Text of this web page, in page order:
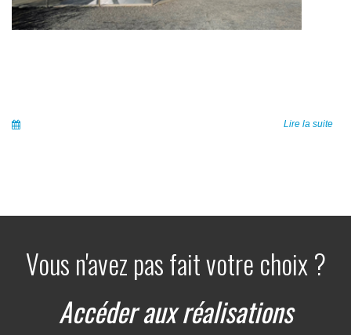
Lire la suite
Vous n'avez pas fait votre choix ?
Accéder aux réalisations